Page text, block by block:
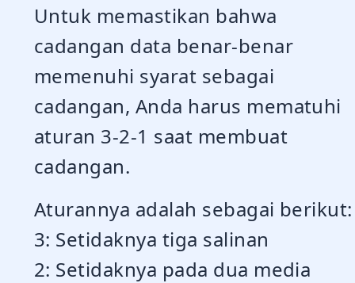
Untuk memastikan bahwa
cadangan data benar-benar
memenuhi syarat sebagai
cadangan, Anda harus mematuhi
aturan 3-2-1 saat membuat
cadangan.
Aturannya adalah sebagai berikut:
3: Setidaknya tiga salinan
2: Setidaknya pada dua media